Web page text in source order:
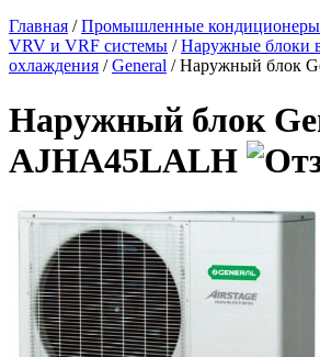
Главная /Промышленные кондиционеры
VRV и VRF системы /Наружные блоки
охлаждения /General / Наружный блок
Наружный блок
AJHA45LALH